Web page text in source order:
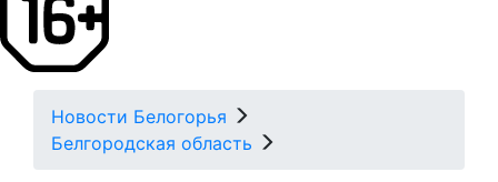
Новости Белогорья
Белгородская область